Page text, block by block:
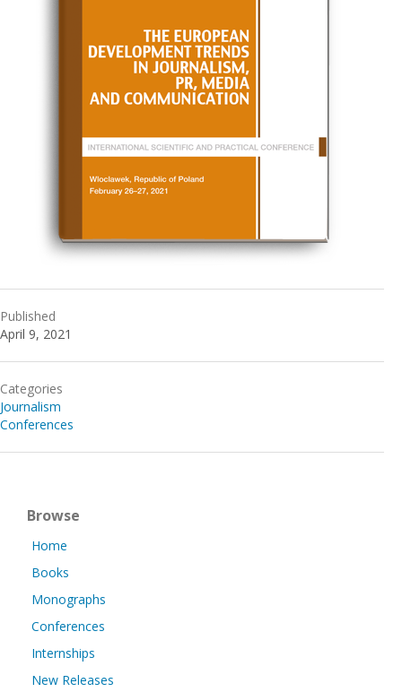
Published
April 9, 2021
Categories
Journalism
Conferences
Browse
Home
Books
Monographs
Conferences
Internships
New Releases